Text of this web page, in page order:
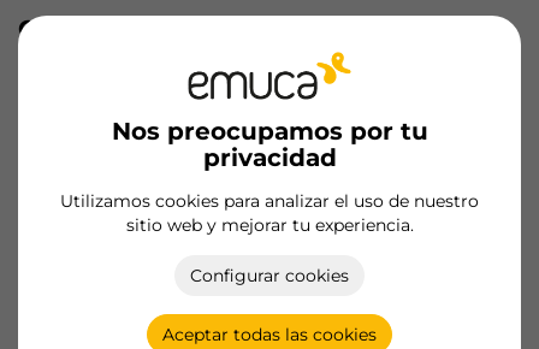
Nos preocupamos por tu
privacidad
Utilizamos cookies para analizar el uso de nuestro
sitio web y mejorar tu experiencia.
Configurar cookies
Aceptar todas las cookies
Cable LED Lynx Q (12V DC) (24V DC),
logitud 1.5m, MINILED, para ancho
8mm, Plástico
5221820/EAN 8432393314112
Productos esenciales
Ficha de producto